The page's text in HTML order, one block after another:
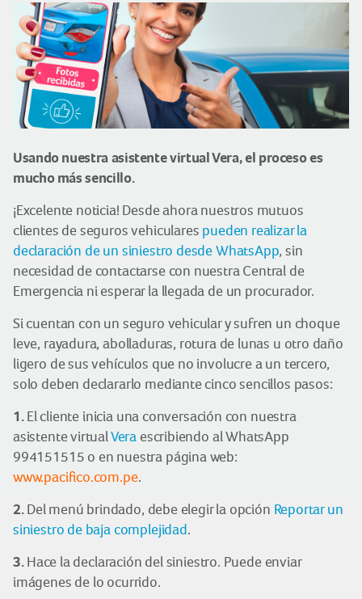
Usando nuestra asistente virtual Vera, el proceso es
mucho más sencillo.
¡Excelente noticia! Desde ahora nuestros mutuos
clientes de seguros vehiculares pueden realizar la
declaración de un siniestro desde WhatsApp, sin
necesidad de contactarse con nuestra Central de
Emergencia ni esperar la llegada de un procurador.
Si cuentan con un seguro vehicular y sufren un choque
leve, rayadura, abolladuras, rotura de lunas u otro daño
ligero de sus vehículos que no involucre a un tercero,
solo deben declararlo mediante cinco sencillos pasos:
1. El cliente inicia una conversación con nuestra
asistente virtualVera escribiendo al WhatsApp
994151515 o en nuestra página web:
www.pacifico.com.pe.
2. Del menú brindado, debe elegir la opción Reportar un
siniestro de baja complejidad.
3. Hace la declaración del siniestro. Puede enviar
imágenes de lo ocurrido.